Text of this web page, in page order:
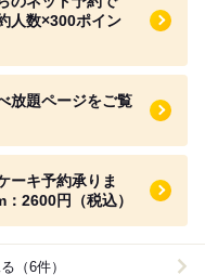
人数×300ポイン
放題ページをご覧
ーキ予約承りま
2600円（税込）
（6件）